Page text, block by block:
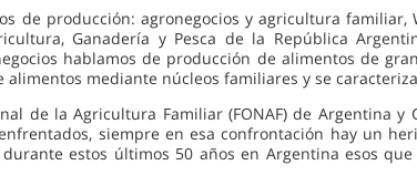
de producción: agronegocios y agricultura
Ganadería y Pesca de la República
hablamos de producción de alimentos de
mediante núcleos familiares y se
de la Agricultura Familiar (FONAF) de Argentina
siempre en esa confrontación hay un
estos últimos 50 años en Argentina esos